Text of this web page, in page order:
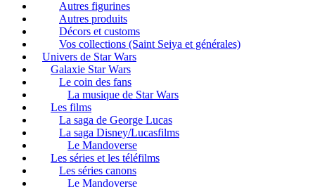
Autres figurines
Autres produits
Décors et customs
Vos collections (Saint Seiya et générales)
Univers de Star Wars
Galaxie Star Wars
Le coin des fans
La musique de Star Wars
Les films
La saga de George Lucas
La saga Disney/Lucasfilms
Le Mandoverse
Les séries et les téléfilms
Les séries canons
Le Mandoverse